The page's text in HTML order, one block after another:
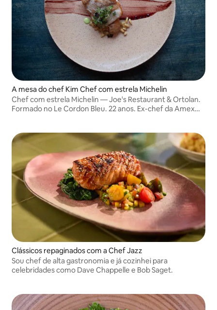
A mesa do chef Kim Chef com estrela Michelin
Chef com estrela Michelin — Joe's Restaurant & Ortolan.
Formado no Le Cordon Bleu. 22 anos. Ex-chef da Amex
celebrações.
Clássicos repaginados com a Chef Jazz
Sou chef de alta gastronomia e já cozinhei para
celebridades como Dave Chappelle e Bob Saget.